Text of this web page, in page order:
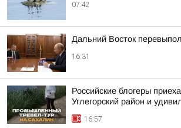
07:42
Дальний Восток
16:31
Российские блогеры
Углегорский район и
16:57